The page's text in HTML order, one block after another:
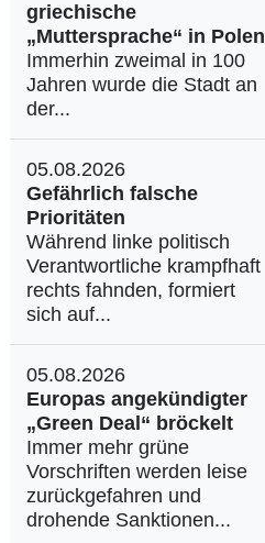
griechische
„Muttersprache“ in Polen
Immerhin zweimal in 100
Jahren wurde die Stadt an
der...
05.08.2026
Gefährlich falsche
Prioritäten
Während linke politisch
Verantwortliche krampfhaft
rechts fahnden, formiert
sich auf...
05.08.2026
Europas angekündigter
„Green Deal“ bröckelt
Immer mehr grüne
Vorschriften werden leise
zurückgefahren und
drohende Sanktionen...